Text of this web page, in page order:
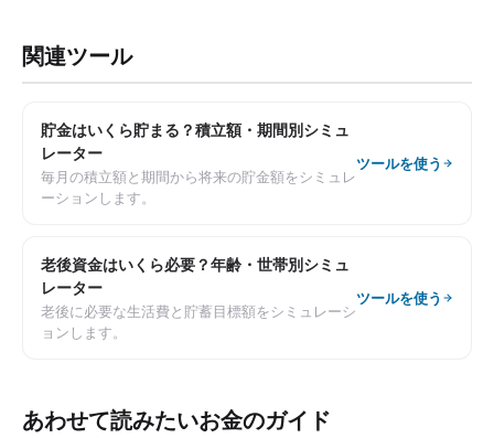
関連ツール
貯金はいくら貯まる？積立額・期間別シミュ
レーター
毎月の積立額と期間から将来の貯金額をシミュレ
ーションします。
ツールを使う
老後資金はいくら必要？年齢・世帯別シミュ
レーター
老後に必要な生活費と貯蓄目標額をシミュレーシ
ョンします。
ツールを使う
あわせて読みたいお金のガイド